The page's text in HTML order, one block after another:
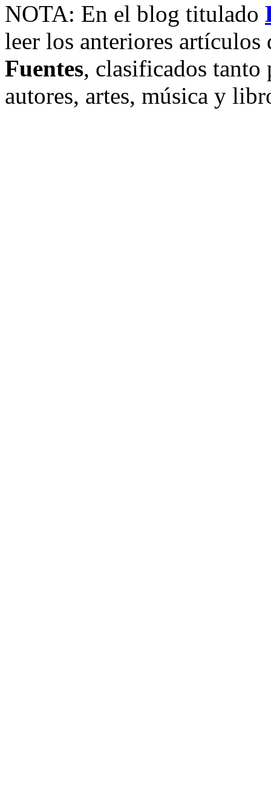
NOTA: En el blog titulado
leer los anteriores artículos
Fuentes, clasificados tanto
autores, artes, música y